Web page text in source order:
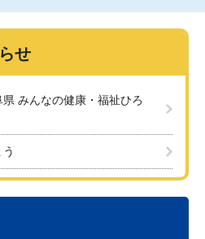
せ
みんなの健康・福祉ひろ